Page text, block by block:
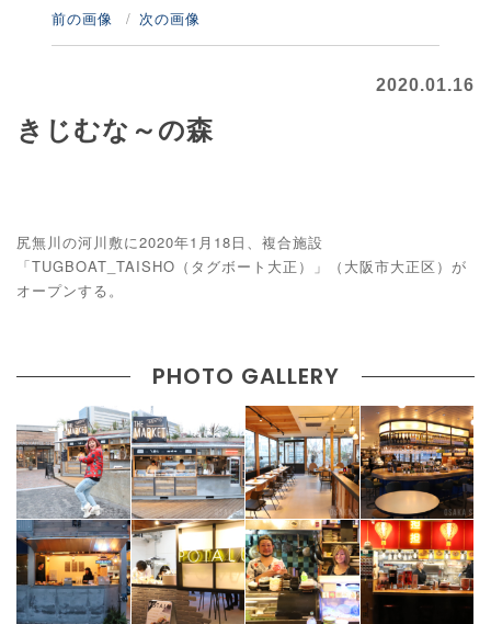
前の画像 次の画像
2020.01.16
きじむな～の森
尻無川の河川敷に2020年1月18日、複合施設
「TUGBOAT_TAISHO（タグボート大正）」（大阪市大正区）が
オープンする。
PHOTO GALLERY